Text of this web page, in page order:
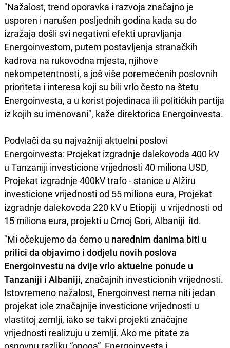
"Nažalost, trend oporavka i razvoja značajno je
usporen i narušen posljednih godina kada su do
izražaja došli svi negativni efekti upravljanja
Energoinvestom, putem postavljenja stranačkih
kadrova na rukovodna mjesta, njihove
nekompetentnosti, a još više poremećenih poslovnih
prioriteta i interesa koji su bili vrlo često na štetu
Energoinvesta, a u korist pojedinaca ili političkih partija
iz kojih su imenovani", kaže direktorica Energoinvesta.
Podvlači da su najvažniji aktuelni poslovi
Energoinvesta: Projekat izgradnje dalekovoda 400 kV
u Tanzaniji investicione vrijednosti 40 miliona USD,
Projekat izgradnje 400kV trafo - stanice u Alžiru
investicione vrijednosti od 55 miliona eura, Projekat
izgradnje dalekovoda 220 kV u Etiopiji u vrijednosti od
15 miliona eura, projekti u Crnoj Gori, Albaniji itd.
"Mi očekujemo da ćemo u narednim danima biti u
prilici da objavimo i dodjelu novih poslova
Energoinvestu na dvije vrlo aktuelne ponude u
Tanzaniji i Albaniji, značajnih investicionih vrijednosti.
Istovremeno nažalost, Energoinvest nema niti jedan
projekat iole značajnije investicione vrijednosti u
vlastitoj zemlji, iako se takvi projekti značajne
vrijednosti realizuju u zemlji. Ako me pitate za